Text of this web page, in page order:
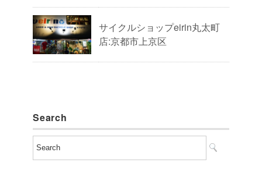
サイクルショップeirin丸太町
店:京都市上京区
Search